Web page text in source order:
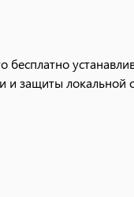
бесплатно
защиты локальной